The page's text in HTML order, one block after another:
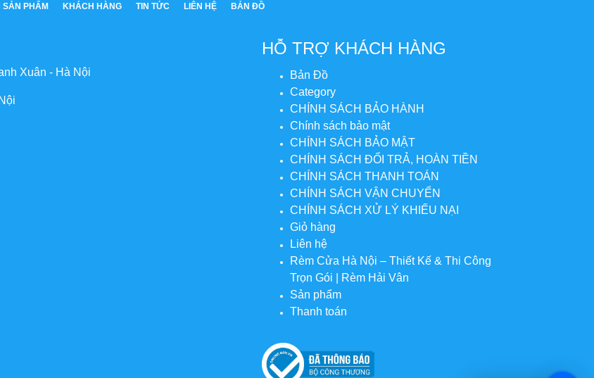
PHẨM KHÁCH HÀNG TIN TỨC LIÊN HỆ BẢN ĐỒ
Xuân - Hà Nội
HỖ TRỢ KHÁCH HÀNG
Bản Đồ
Category
CHÍNH SÁCH BẢO HÀNH
Chính sách bảo mật
CHÍNH SÁCH BẢO MẬT
CHÍNH SÁCH ĐỔI TRẢ, HOÀN TIỀN
CHÍNH SÁCH THANH TOÁN
CHÍNH SÁCH VẬN CHUYỂN
CHÍNH SÁCH XỬ LÝ KHIẾU NẠI
Giỏ hàng
Liên hệ
Rèm Cửa Hà Nội – Thiết Kế & Thi Công
Trọn Gói | Rèm Hải Vân
Sản phẩm
Thanh toán